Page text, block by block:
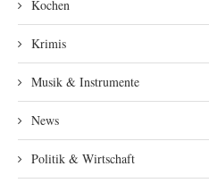
Kochen
Krimis
Musik & Instrumente
News
Politik & Wirtschaft